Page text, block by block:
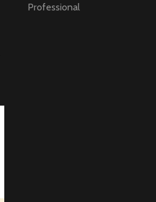
Professional